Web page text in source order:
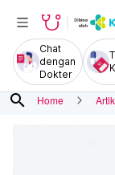
Chat
dengan
Dokter
search Home